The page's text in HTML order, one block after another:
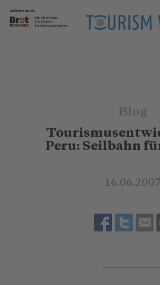
Blog
Peru: Seilbahn
16.06.2007